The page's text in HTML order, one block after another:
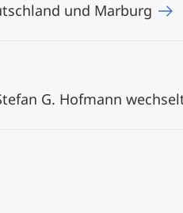
und Marburg
G. Hofmann